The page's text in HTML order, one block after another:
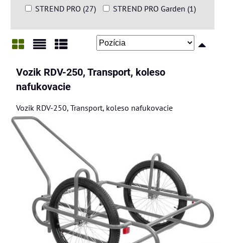
STREND PRO (27)
STREND PRO Garden (1)
Vozik RDV-250, Transport, koleso
nafukovacie
Vozik RDV-250, Transport, koleso nafukovacie